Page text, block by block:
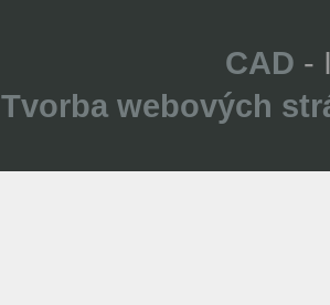
CAD -
Tvorba webových